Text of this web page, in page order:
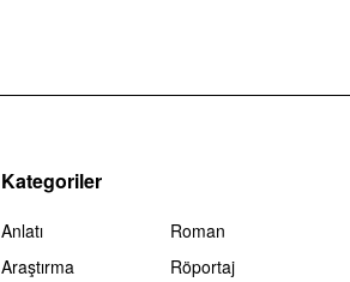
Kategoriler
Anlatı
Araştırma
Roman
Röportaj